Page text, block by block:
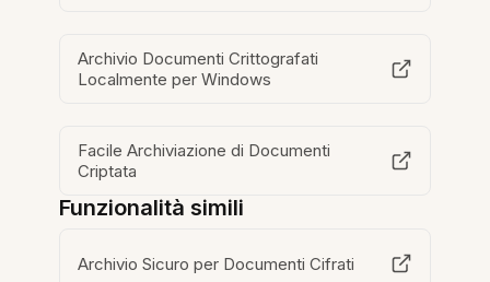
Archivio Documenti Crittografati
Localmente per Windows
Facile Archiviazione di Documenti
Criptata
Funzionalità simili
Archivio Sicuro per Documenti Cifrati